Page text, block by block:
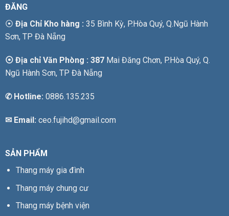
ĐĂNG
⦿ Địa Chỉ Kho hàng : 35 Bình Kỳ, P.Hòa Quý, Q.Ngũ Hành
Sơn, TP Đà Nẵng
⦿ Địa chỉ Văn Phòng : 387 Mai Đăng Chơn, P.Hòa Quý, Q.
Ngũ Hành Sơn, TP Đà Nẵng
✆Hotline: 0886.135.235
✉ Email: ceo.fujihd@gmail.com
SẢN PHẨM
Thang máy gia đình
Thang máy chung cư
Thang máy bệnh viện